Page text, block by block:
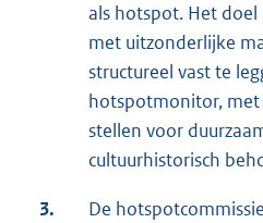
als hotspot. Het doel
met uitzonderlijke
structureel vast te
hotspotmonitor, met
stellen voor
cultuurhistorisch
3.
De